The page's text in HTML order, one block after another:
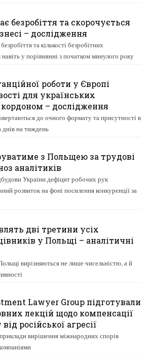
безробіття та скорочується
– дослідження
та кількості безробітних
у порівнянні з початком минулого року
роботи у Європі
для українських
кордоном – дослідження
до очного формату та присутності в
днів на тиждень
з Польщею за трудові
аналітиків
України дефіцит робочих рук
розвиток на фоні посилення конкуренції за
дві третини усіх
у Польщі – аналітичні
вирізняються не лише чисельністю, а й
Lawyer Group підготували
лекцій щодо компенсації
російської агресії
вирішення міжнародних спорів